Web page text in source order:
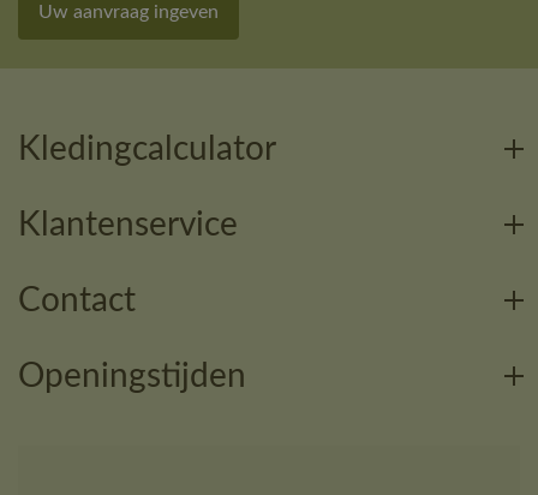
Uw aanvraag ingeven
Kledingcalculator
Klantenservice
Contact
Openingstijden